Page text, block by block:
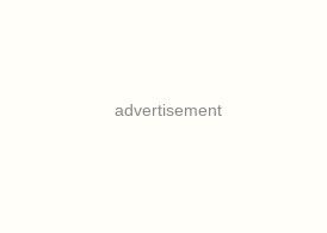
advertisement